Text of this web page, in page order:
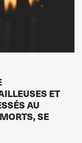
ET
AU
SE